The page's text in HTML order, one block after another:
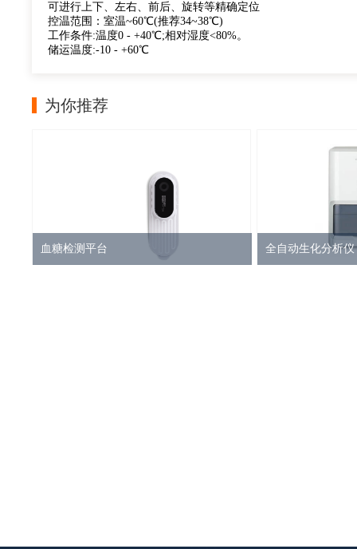
可进行上下、左右、前后、旋转等精确定位
控温范围：室温~60℃(推荐34~38℃)
工作条件:温度0 - +40℃;相对湿度<80%。
储运温度:-10 - +60℃
为你推荐
血糖检测平台 全自动生化分析仪